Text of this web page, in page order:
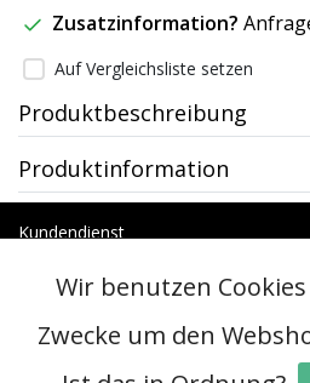
Zusatzinformation?
Auf Vergleichsliste setzen
Produktbeschreibung
Produktinformation
Kundendienst
Kategorien
Kontakt
Wir benutzen
Zwecke um den